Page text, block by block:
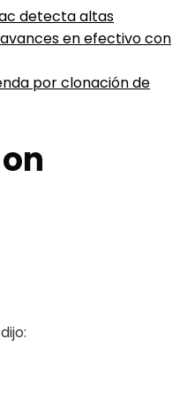
detecta altas
en efectivo con
por clonación de
dijo: